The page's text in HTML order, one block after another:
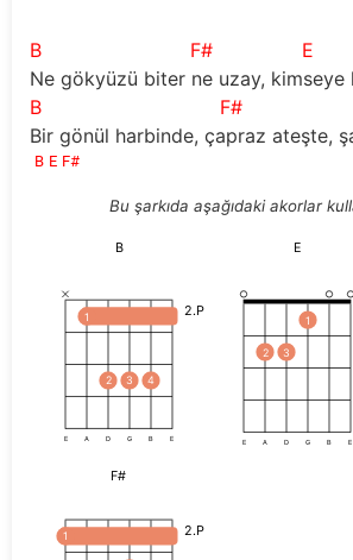
B F# E
Ne gökyüzü biter ne uzay, kimseye
B
F#
Bir gönül harbinde, çapraz ateşte,
B E F#
Bu şarkıda aşağıdaki akorlar
B
2.P
1
2 3 4
E A D G B E
E
2 3
1
E A D G B E
F#
2.P
1